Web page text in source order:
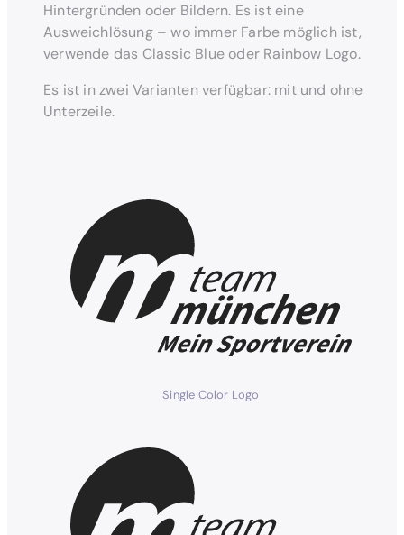
Hintergründen oder Bildern. Es ist eine
Ausweichlösung – wo immer Farbe möglich ist,
verwende das Classic Blue oder Rainbow Logo.
Es ist in zwei Varianten verfügbar: mit und ohne
Unterzeile.
Single Color Logo